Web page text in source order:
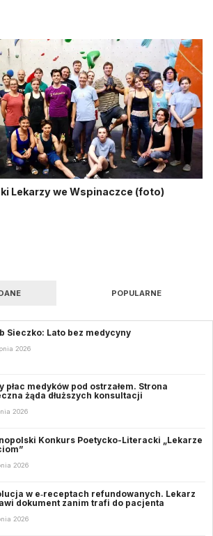
Lekarzy we Wspinaczce (foto)
POPULARNE
Sieczko: Lato bez medycyny
2026
płac medyków pod ostrzałem. Strona
żąda dłuższych konsultacji
2026
Konkurs Poetycko-Literacki „Lekarze
2026
w e‑receptach refundowanych. Lekarz
dokument zanim trafi do pacjenta
2026